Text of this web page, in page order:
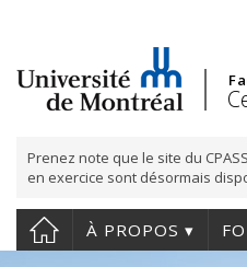
Prenez note que le site du
en exercice sont désormais
À PROPOS